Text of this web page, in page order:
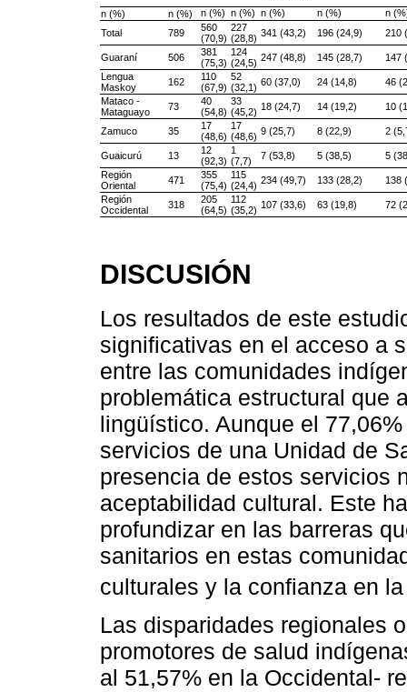
n (%) n (%) n (%) n (%) n (%) n (%)
n
Total
789
560
(70,9)
227
(28,8) 341 (43,2) 196 (24,9) 210
Guaraní 506
381
(75,3)
124
(24,5) 247 (48,8) 145 (28,7)
147
Lengua
Maskoy
162
110
(67,9)
52
(32,1) 60 (37,0) 24 (14,8)
46
Mataco -
Mataguayo
73
40
(54,8)
33
(45,2) 18 (24,7) 14 (19,2) 10
Zamuco 35
17
(48,6)
17
(48,6) 9 (25,7) 8 (22,9) 2
Guaicurú 13
12
(92,3)
1
(7,7)
7 (53,8) 5 (38,5)
5
Región
Oriental
471
355
(75,4)
115
(24,4) 234 (49,7) 133 (28,2)
138
Región
Occidental
318
205
(64,5)
112
(35,2) 107 (33,6) 63 (19,8) 72
DISCUSIÓN
Los resultados de este
significativas en el acceso a
entre las comunidades
problemática estructural que
lingüístico. Aunque el
servicios de una Unidad de
presencia de estos servicios
aceptabilidad cultural. Este
profundizar en las barreras
sanitarios en estas
culturales y la confianza en
Las disparidades regionales
promotores de salud
al 51,57% en la Occidental-